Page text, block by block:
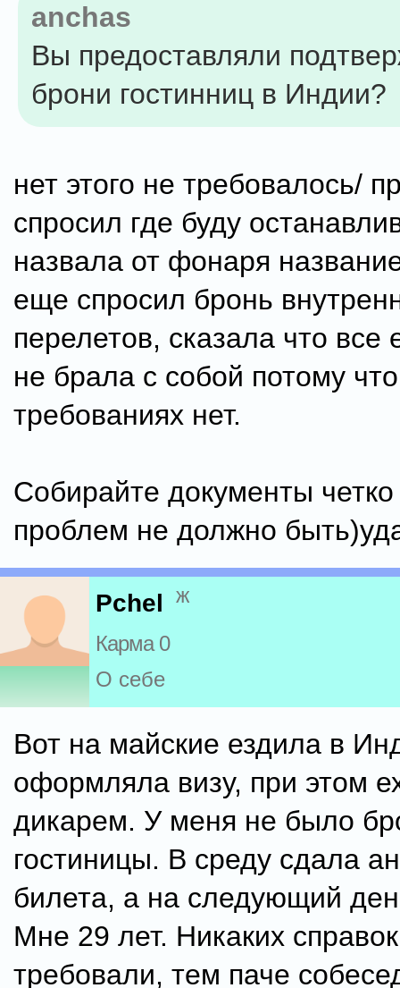
anchas
Вы предоставляли
брони гостинниц в Индии?
нет этого не требовалось/
спросил где буду
назвала от фонаря
еще спросил бронь
перелетов, сказала что все
не брала с собой потому
требованиях нет.
Собирайте документы четко
проблем не должно
Pchel ж
Карма 0
О себе
Вот на майские ездила в
оформляла визу, при этом
дикарем. У меня не было
гостиницы. В среду сдала
билета, а на следующий
Мне 29 лет. Никаких
требовали, тем паче